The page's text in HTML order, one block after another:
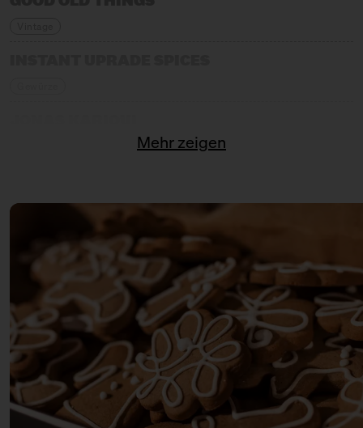
Keramik
KONDITOREI W
KUMAMI
(Wohn-)Accessoires
LEJLAC
Seifen
MAISOAP
Mehr zeigen